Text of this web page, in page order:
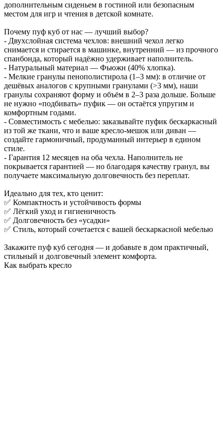
дополнительным сиденьем в гостиной или безопасным
местом для игр и чтения в детской комнате.
Почему пуф куб от нас — лучший выбор?
- Двухслойная система чехлов: внешний чехол легко
снимается и стирается в машинке, внутренний — из прочного
спанбонда, который надёжно удерживает наполнитель.
- Натуральный материал — Фьюжн (40% хлопка).
- Мелкие гранулы пенополистирола (1–3 мм): в отличие от
дешёвых аналогов с крупными гранулами (>3 мм), наши
гранулы сохраняют форму и объём в 2–3 раза дольше. Больше
не нужно «подбивать» пуфик — он остаётся упругим и
комфортным годами.
- Совместимость с мебелью: заказывайте пуфик бескаркасный
из той же ткани, что и ваше кресло-мешок или диван —
создайте гармоничный, продуманный интерьер в едином
стиле.
- Гарантия 12 месяцев на оба чехла. Наполнитель не
покрывается гарантией — но благодаря качеству гранул, вы
получаете максимальную долговечность без переплат.
Идеально для тех, кто ценит:
✅ Компактность и устойчивость формы
✅ Лёгкий уход и гигиеничность
✅ Долговечность без «усадки»
✅ Стиль, который сочетается с вашей бескаркасной мебелью
Закажите пуф куб сегодня — и добавьте в дом практичный,
стильный и долговечный элемент комфорта.
Как выбрать кресло